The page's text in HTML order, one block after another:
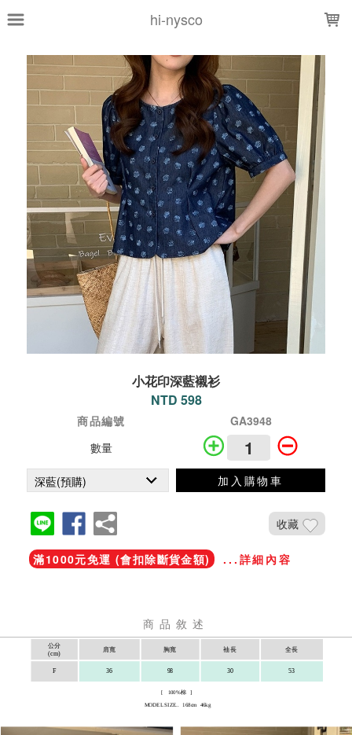
hi-nysco
小花印深藍襯衫
NTD 598
商品編號
GA3948
數量
加入購物車
收藏
滿1000元免運 (會扣除斷貨金額) ...詳細內容
商品敘述